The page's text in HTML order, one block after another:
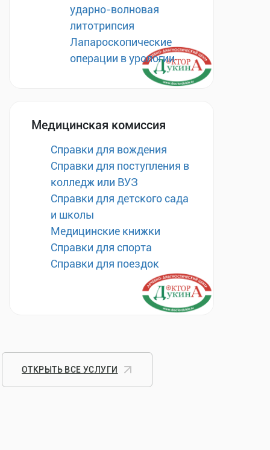
ударно-волновая
литотрипсия
Лапароскопические
операции в урологии
Медицинская комиссия
Справки для вождения
Справки для поступления в
колледж или ВУЗ
Справки для детского сада
и школы
Медицинские книжки
Справки для спорта
Справки для поездок
ОТКРЫТЬ ВСЕ УСЛУГИ